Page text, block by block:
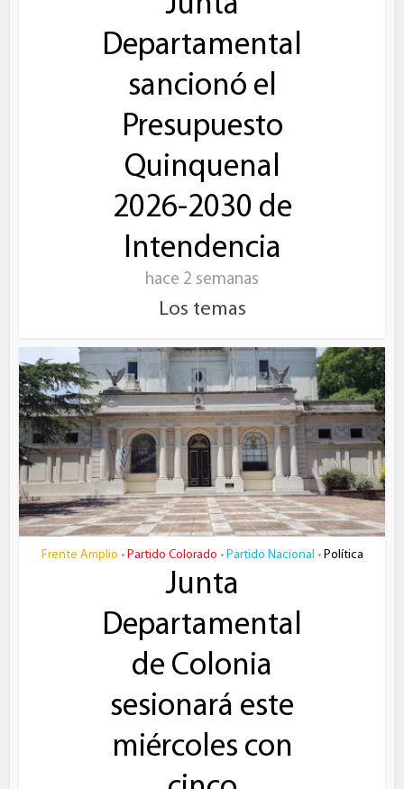
Departamental
sancionó el
Presupuesto
Quinquenal
2026-2030 de
Intendencia
hace 2 semanas
Los temas
Frente Amplio • Partido Colorado • Partido Nacional • Política
Junta
Departamental
de Colonia
sesionará este
miércoles con